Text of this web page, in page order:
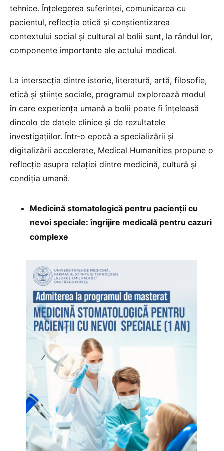
tehnice. Înțelegerea suferinței, comunicarea cu
pacientul, reflecția etică și conștientizarea
contextului social și cultural al bolii sunt, la rândul lor,
componente importante ale actului medical.
La intersecția dintre istorie, literatură, artă, filosofie,
etică și științe sociale, programul explorează modul
în care experiența umană a bolii poate fi înțeleasă
dincolo de datele clinice și de rezultatele
investigațiilor. Într-o epocă a specializării și
digitalizării accelerate, Medical Humanities propune o
reflecție asupra relației dintre medicină, cultură și
condiția umană.
Medicină stomatologică pentru pacienții cu
nevoi speciale: îngrijire medicală pentru cazuri
complexe